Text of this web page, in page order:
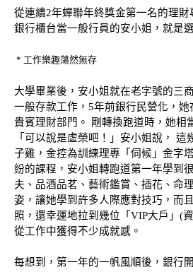
從連續2年蟬聯年終獎金第一名的理
銀行櫃台當一般行員的安小姐，就是
* 工作樂趣蕩然無存
大學畢業後，安小姐就在老字號的三
一般存款工作， 5年前銀行民營化，她
貴賓理財部門。 剛轉換跑道時，她相
「可以說是虛榮吧！」安小姐說， 這
子雞，金控為訓練理專「伺候」金字
紛的課程，安小姐轉跑道第一年學到
夫、品酒品茗、藝術鑑賞、插花、命
姿，讓她學到許多人際應對技巧，而
照，還幸運地拉到幾位「VIP大戶」(
從工作中獲得不少成就感。
每想到，第一年的一帆風順後，銀行